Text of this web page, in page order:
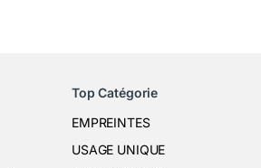
Top Catégorie
EMPREINTES
USAGE UNIQUE